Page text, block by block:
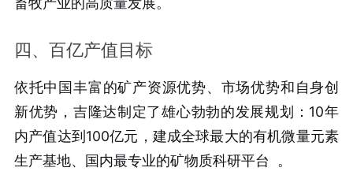
四、百亿产值目标
依托中国丰富的矿产资源优势、市场优势和自身创
新优势，吉隆达制定了雄心勃勃的发展规划：10年
内产值达到100亿元，建成全球最大的有机微量元素
生产基地、国内最专业的矿物质科研平台 。